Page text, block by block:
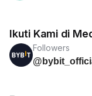
Ikuti Kami di
Followers